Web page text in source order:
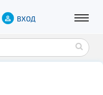
ВХОД